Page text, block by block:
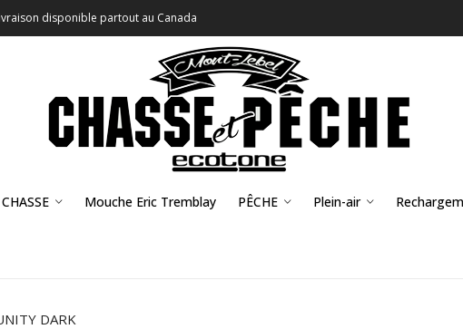
disponible partout au Canada
CHASSE Mouche Eric Tremblay PÊCHE Plein-air
DARK